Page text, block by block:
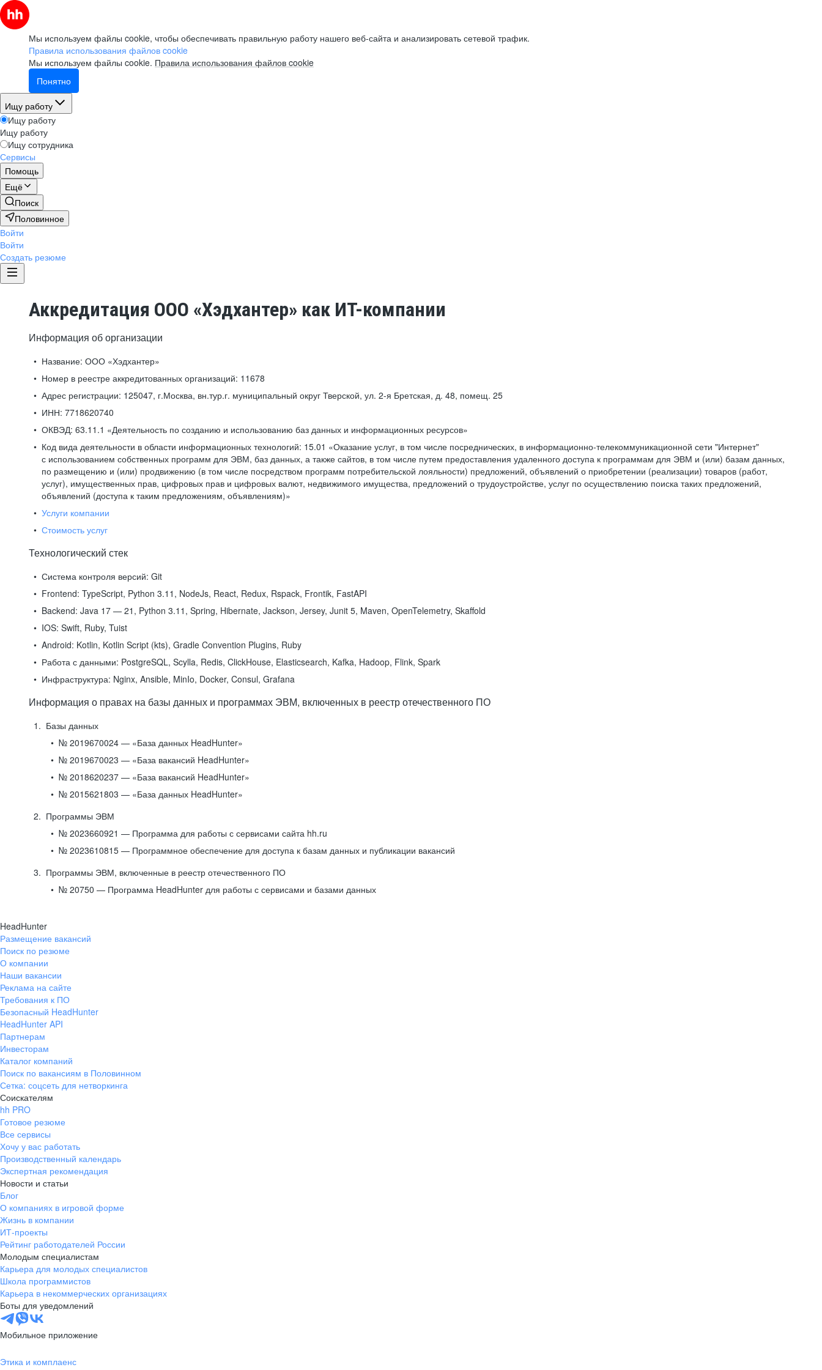
Мы используем файлы cookie, чтобы обеспечивать правильную работу нашего веб-сайта и анализировать сетевой трафик.
Правила использования файлов cookie
Мы используем файлы cookie. Правила использования файлов cookie
Понятно
Ищу работу
Ищу работу
Ищу работу
Ищу сотрудника
Сервисы
Помощь
Ещё
Поиск
Половинное
Войти
Войти
Создать резюме
Аккредитация ООО «Хэдхантер» как ИТ-компании
Информация об организации
Название: ООО «Хэдхантер»
Номер в реестре аккредитованных организаций: 11678
Адрес регистрации: 125047, г.Москва, вн.тур.г. муниципальный округ Тверской, ул. 2-я Бретская, д. 48, помещ. 25
ИНН: 7718620740
ОКВЭД: 63.11.1 «Деятельность по созданию и использованию баз данных и информационных ресурсов»
Код вида деятельности в области информационных технологий: 15.01 «Оказание услуг, в том числе посреднических, в информационно-телекоммуникационной сети "Интернет"
с использованием собственных программ для ЭВМ, баз данных, а также сайтов, в том числе путем предоставления удаленного доступа к программам для ЭВМ и (или) базам данных,
по размещению и (или) продвижению (в том числе посредством программ потребительской лояльности) предложений, объявлений о приобретении (реализации) товаров (работ,
услуг), имущественных прав, цифровых прав и цифровых валют, недвижимого имущества, предложений о трудоустройстве, услуг по осуществлению поиска таких предложений,
объявлений (доступа к таким предложениям, объявлениям)»
Услуги компании
Стоимость услуг
Технологический стек
Система контроля версий: Git
Frontend: TypeScript, Python 3.11, NodeJs, React, Redux, Rspack, Frontik, FastAPI
Backend: Java 17 — 21, Python 3.11, Spring, Hibernate, Jackson, Jersey, Junit 5, Maven, OpenTelemetry, Skaffold
IOS: Swift, Ruby, Tuist
Android: Kotlin, Kotlin Script (kts), Gradle Convention Plugins, Ruby
Работа с данными: PostgreSQL, Scylla, Redis, ClickHouse, Elasticsearch, Kafka, Hadoop, Flink, Spark
Инфраструктура: Nginx, Ansible, MinIo, Docker, Consul, Grafana
Информация о правах на базы данных и программах ЭВМ, включенных в реестр отечественного ПО
Базы данных
№ 2019670024 — «База данных HeadHunter»
№ 2019670023 — «База вакансий HeadHunter»
№ 2018620237 — «База вакансий HeadHunter»
№ 2015621803 — «База данных HeadHunter»
Программы ЭВМ
№ 2023660921 — Программа для работы с сервисами сайта hh.ru
№ 2023610815 — Программное обеспечение для доступа к базам данных и публикации вакансий
Программы ЭВМ, включенные в реестр отечественного ПО
№ 20750 — Программа HeadHunter для работы с сервисами и базами данных
HeadHunter
Размещение вакансий
Поиск по резюме
О компании
Наши вакансии
Реклама на сайте
Требования к ПО
Безопасный HeadHunter
HeadHunter API
Партнерам
Инвесторам
Каталог компаний
Поиск по вакансиям в Половинном
Сетка: соцсеть для нетворкинга
Соискателям
hh PRO
Готовое резюме
Все сервисы
Хочу у вас работать
Производственный календарь
Экспертная рекомендация
Новости и статьи
Блог
О компаниях в игровой форме
Жизнь в компании
ИТ-проекты
Рейтинг работодателей России
Молодым специалистам
Карьера для молодых специалистов
Школа программистов
Карьера в некоммерческих организациях
Боты для уведомлений
Мобильное приложение
Этика и комплаенс